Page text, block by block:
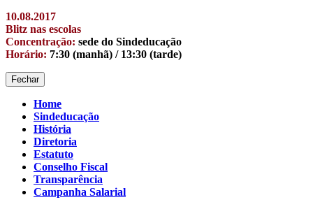
10.08.2017
Blitz nas escolas
Concentração: sede do Sindeducação
Horário: 7:30 (manhã) / 13:30 (tarde)
Fechar
Home
Sindeducação
História
Diretoria
Estatuto
Conselho Fiscal
Transparência
Campanha Salarial